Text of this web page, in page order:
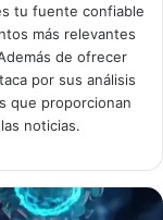
tu fuente confiable
más relevantes
de ofrecer
por sus análisis
que proporcionan
noticias.